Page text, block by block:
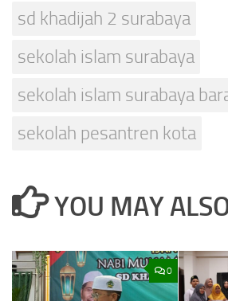
sd khadijah 2 surabaya
sekolah islam surabaya
sekolah islam surabaya
sekolah pesantren kota
YOU MAY
0